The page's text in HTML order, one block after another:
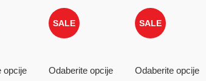
opcije
SALE
Odaberite opcije
SALE
Odaberite opcije